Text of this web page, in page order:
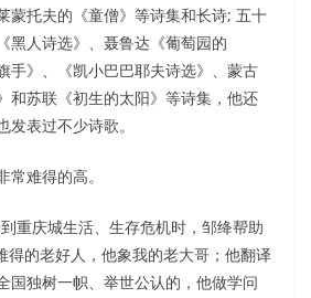
蒙托夫的《童僧》等诗集和长诗; 五十
黑人诗选》、聂鲁达《葡萄园的
手》、《凯小巴巴耶夫诗选》、蒙古
和苏联《初生的太阳》等诗集，他还
表过不少诗歌。
难得的高。
重庆城生活、生存危机时，邹绛帮助
的老好人，他象我的老大哥；他翻译
国独树一帜、举世公认的，他做学问